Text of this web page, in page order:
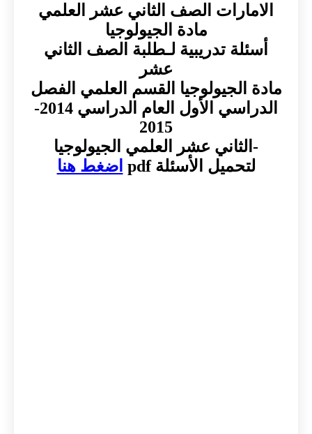
الامارات الصف الثاني عشر العلمي
مادة الجيولوجيا
أسئلة تدريبية لـطلبة الصف الثاني
عشر
مادة الجيولوجيا القسم العلمي الفصل
الدراسي الأول العام الدراسي 2014-
2015
-الثاني عشر العلمي الجيولوجيا
لتحميل الأسئلة pdf
اضغط هنا